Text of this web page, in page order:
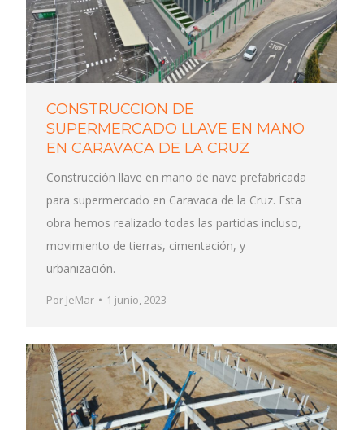
CONSTRUCCION DE
SUPERMERCADO LLAVE EN MANO
EN CARAVACA DE LA CRUZ
Construcción llave en mano de nave prefabricada
para supermercado en Caravaca de la Cruz. Esta
obra hemos realizado todas las partidas incluso,
movimiento de tierras, cimentación, y
urbanización.
Por JeMar 1 junio, 2023